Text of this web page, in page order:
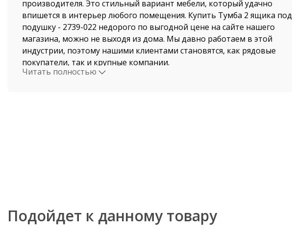
производителя. Это стильный вариант мебели, который удачно
впишется в интерьер любого помещения. Купить Тумба 2 ящика под
подушку - 2739-022 недорого по выгодной цене на сайте нашего
магазина, можно не выходя из дома. Мы давно работаем в этой
индустрии, поэтому нашими клиентами становятся, как рядовые
покупатели, так и крупные компании.
Читать полностью
Подойдет к данному товару